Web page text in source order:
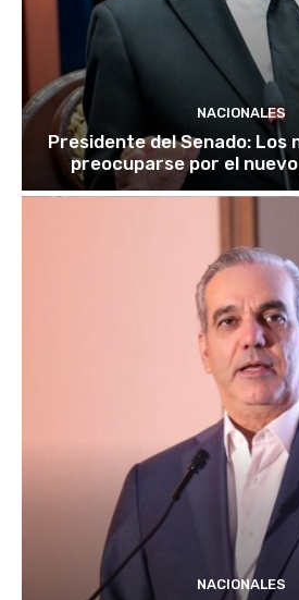
NACIONALES
Presidente del Senado: Los
preocuparse por el
NACIONALES